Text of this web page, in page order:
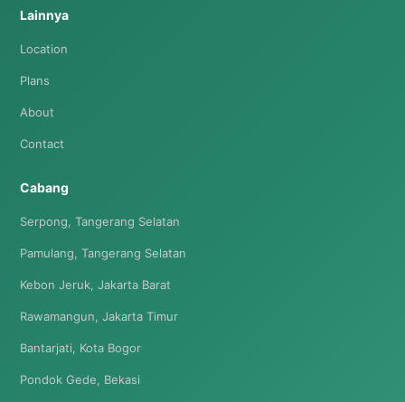
Lainnya
Location
Plans
About
Contact
Cabang
Serpong, Tangerang Selatan
Pamulang, Tangerang Selatan
Kebon Jeruk, Jakarta Barat
Rawamangun, Jakarta Timur
Bantarjati, Kota Bogor
Pondok Gede, Bekasi